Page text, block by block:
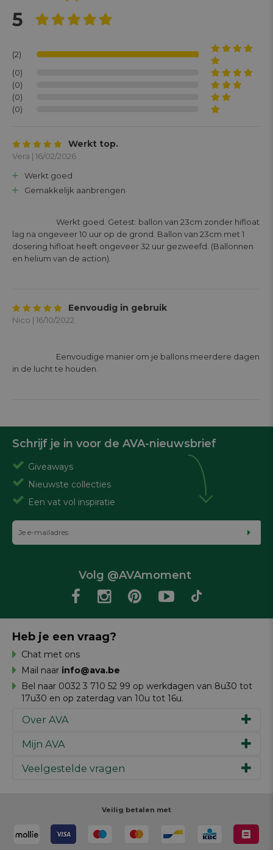
5
(2)
(0)
(0)
(0)
(0)
Werkt top.
Vera | 16/02/2026
Werkt goed
Gemakkelijk aanbrengen
lag na ongeveer 10 uur op de grond. Ballon van 23cm met 1
dosering hifloat heeft ongeveer 32 uur gezweefd. (Ballonnen
en helium van de action).
Eenvoudig in gebruik
Nico | 16/10/2022
in de lucht te houden.
Schrijf je in voor de AVA-nieuwsbrief
Giveaways
Nieuwste collecties
Een vat vol inspiratie
Volg @AVAmoment
Over AVA
Ons verhaal
Werken bij AVA
Mijn AVA
Inspiratie
Review schrijven
Veelgestelde vragen
Je retour
Heb je een vraag?
Chat met ons
Mail naar info@ava.be
Bel naar 0032 3 710 52 99 op werkdagen van 8u30 tot
17u30 en op zaterdag van 10u tot 16u.
Veilig betalen met